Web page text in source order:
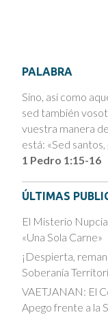
PALABRA
Sino, así como
sed también
vuestra manera
está: «Sed
1 Pedro 1:15-16
ÚLTIMAS
El Misterio
«Una Sola Carne»
¡Despierta,
Soberanía
VAETJANAN: El
Apego frente a la